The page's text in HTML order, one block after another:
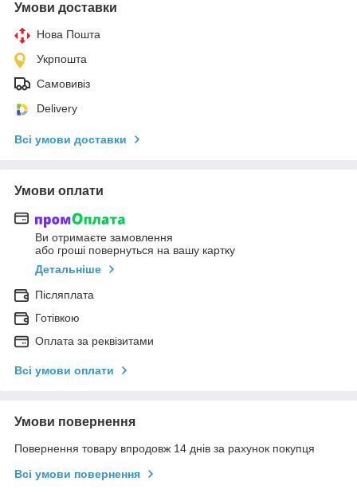
Умови доставки
Нова Пошта
Укрпошта
Самовивіз
Delivery
Всі умови доставки
Умови оплати
Ви отримаєте замовлення
або гроші повернуться на вашу картку
Детальніше
Післяплата
Готівкою
Оплата за реквізитами
Всі умови оплати
Умови повернення
Повернення товару впродовж 14 днів за рахунок покупця
Всі умови повернення